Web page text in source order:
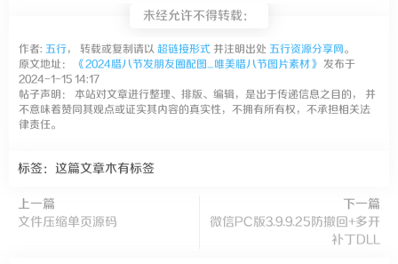
未经允许不得转载：
作者: 五行， 转载或复制请以 超链接形式 并注明出处 五行资源分享网。
原文地址：
《2024腊八节发朋友圈配图_唯美腊八节图片素材》 发布于
2024-1-15 14:17
帖子声明： 本站对文章进行整理、排版、编辑，是出于传递信息之目的， 并
不意味着赞同其观点或证实其内容的真实性，不拥有所有权，不承担相关法
律责任。
标签：这篇文章木有标签
上一篇
文件压缩单页源码
下一篇
微信PC版3.9.9.25防撤回+多开
补丁DLL